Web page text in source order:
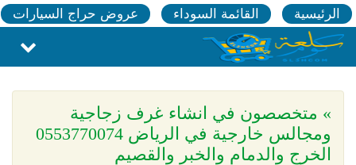
الرئيسية القائمة السوداء عروض حراج السيارات
» متخصصون في انشاء غرف زجاجية
ومجالس خارجية في الرياض 0553770074
الخرج والدمام والخبر والقصيم